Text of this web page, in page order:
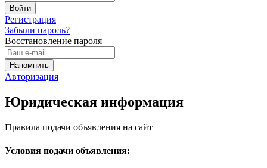
Регистрация
Забыли пароль?
Восстановление пароля
Авторизация
Юридическая информация
Правила подачи объявления на сайт
Условия подачи объявления: